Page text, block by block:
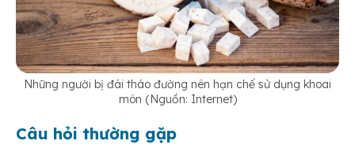
Những người bị đái tháo đường nên hạn chế sử dụng khoai
môn (Nguồn: Internet)
Câu hỏi thường gặp